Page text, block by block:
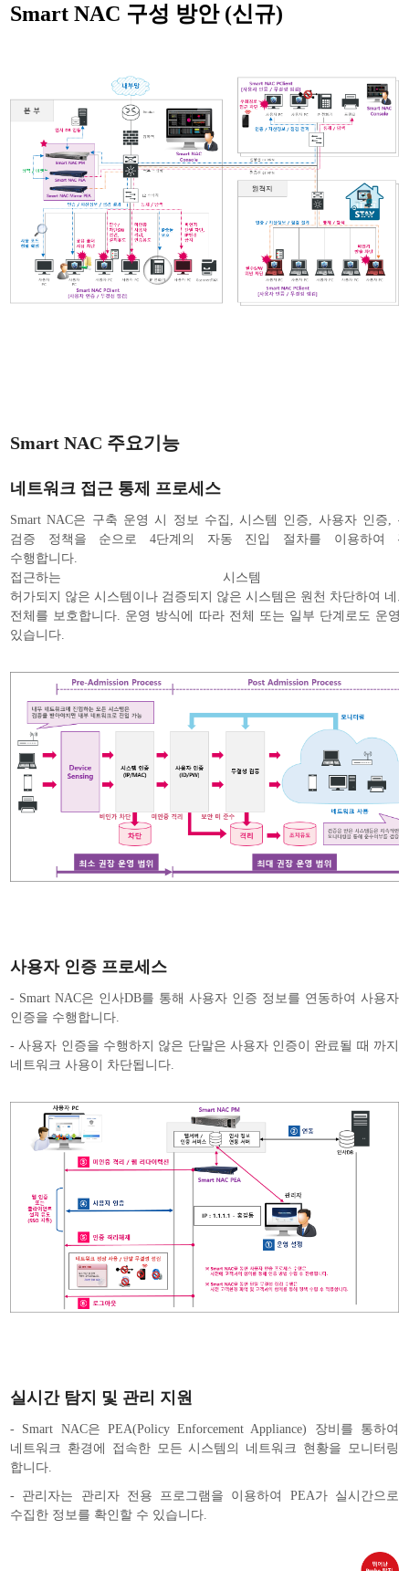
Smart NAC 구성 방안 (신규)
Smart NAC 주요기능
네트워크 접근 통제 프로세스
Smart NAC은 구축 운영 시 정보 수집, 시스템 인증, 사용자 인증,
검증 정책을 순으로 4단계의 자동 진입 절차를 이용하여 관
수행합니다.
접근하는 시스템
허가되지 않은 시스템이나 검증되지 않은 시스템은 원천 차단하여 네
전체를 보호합니다. 운영 방식에 따라 전체 또는 일부 단계로도 운영
있습니다.
사용자 인증 프로세스
- Smart NAC은 인사DB를 통해 사용자 인증 정보를 연동하여 사용자
인증을 수행합니다.
- 사용자 인증을 수행하지 않은 단말은 사용자 인증이 완료될 때 까지
네트워크 사용이 차단됩니다.
실시간 탐지 및 관리 지원
- Smart NAC은 PEA(Policy Enforcement Appliance) 장비를 통하여
네트워크 환경에 접속한 모든 시스템의 네트워크 현황을 모니터링
합니다.
- 관리자는 관리자 전용 프로그램을 이용하여 PEA가 실시간으로
수집한 정보를 확인할 수 있습니다.